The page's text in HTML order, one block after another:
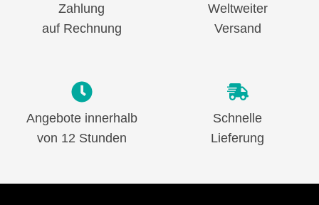
Zahlung
auf Rechnung
Weltweiter
Versand
Angebote innerhalb
von 12 Stunden
Schnelle
Lieferung